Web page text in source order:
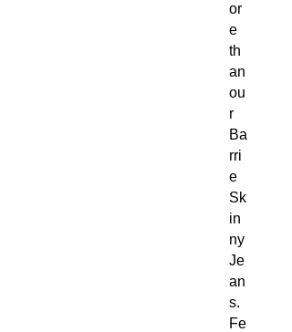
or
e
th
an
ou
r
Ba
rri
e
Sk
in
ny
Je
an
s.
Fe